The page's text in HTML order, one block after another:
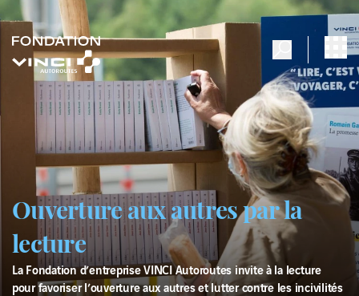
Ouverture aux autres par la
lecture
La Fondation d’entreprise VINCI Autoroutes invite à la lecture
pour favoriser l’ouverture aux autres et lutter contre les incivilités